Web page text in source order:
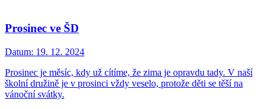
Prosinec ve ŠD
Datum: 19. 12. 2024
Prosinec je měsíc, kdy už cítíme, že zima je opravdu tady. V naší
školní družině je v prosinci vždy veselo, protože děti se těší na
vánoční svátky.